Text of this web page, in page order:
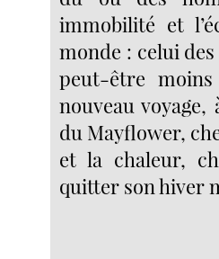
immobilité et
monde : celui des
peut-être
nouveau
du Mayflower,
et la chaleur,
quitter son hiver